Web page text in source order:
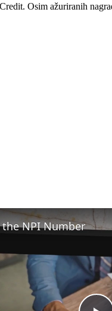
Osim ažuriranih
NPI Number